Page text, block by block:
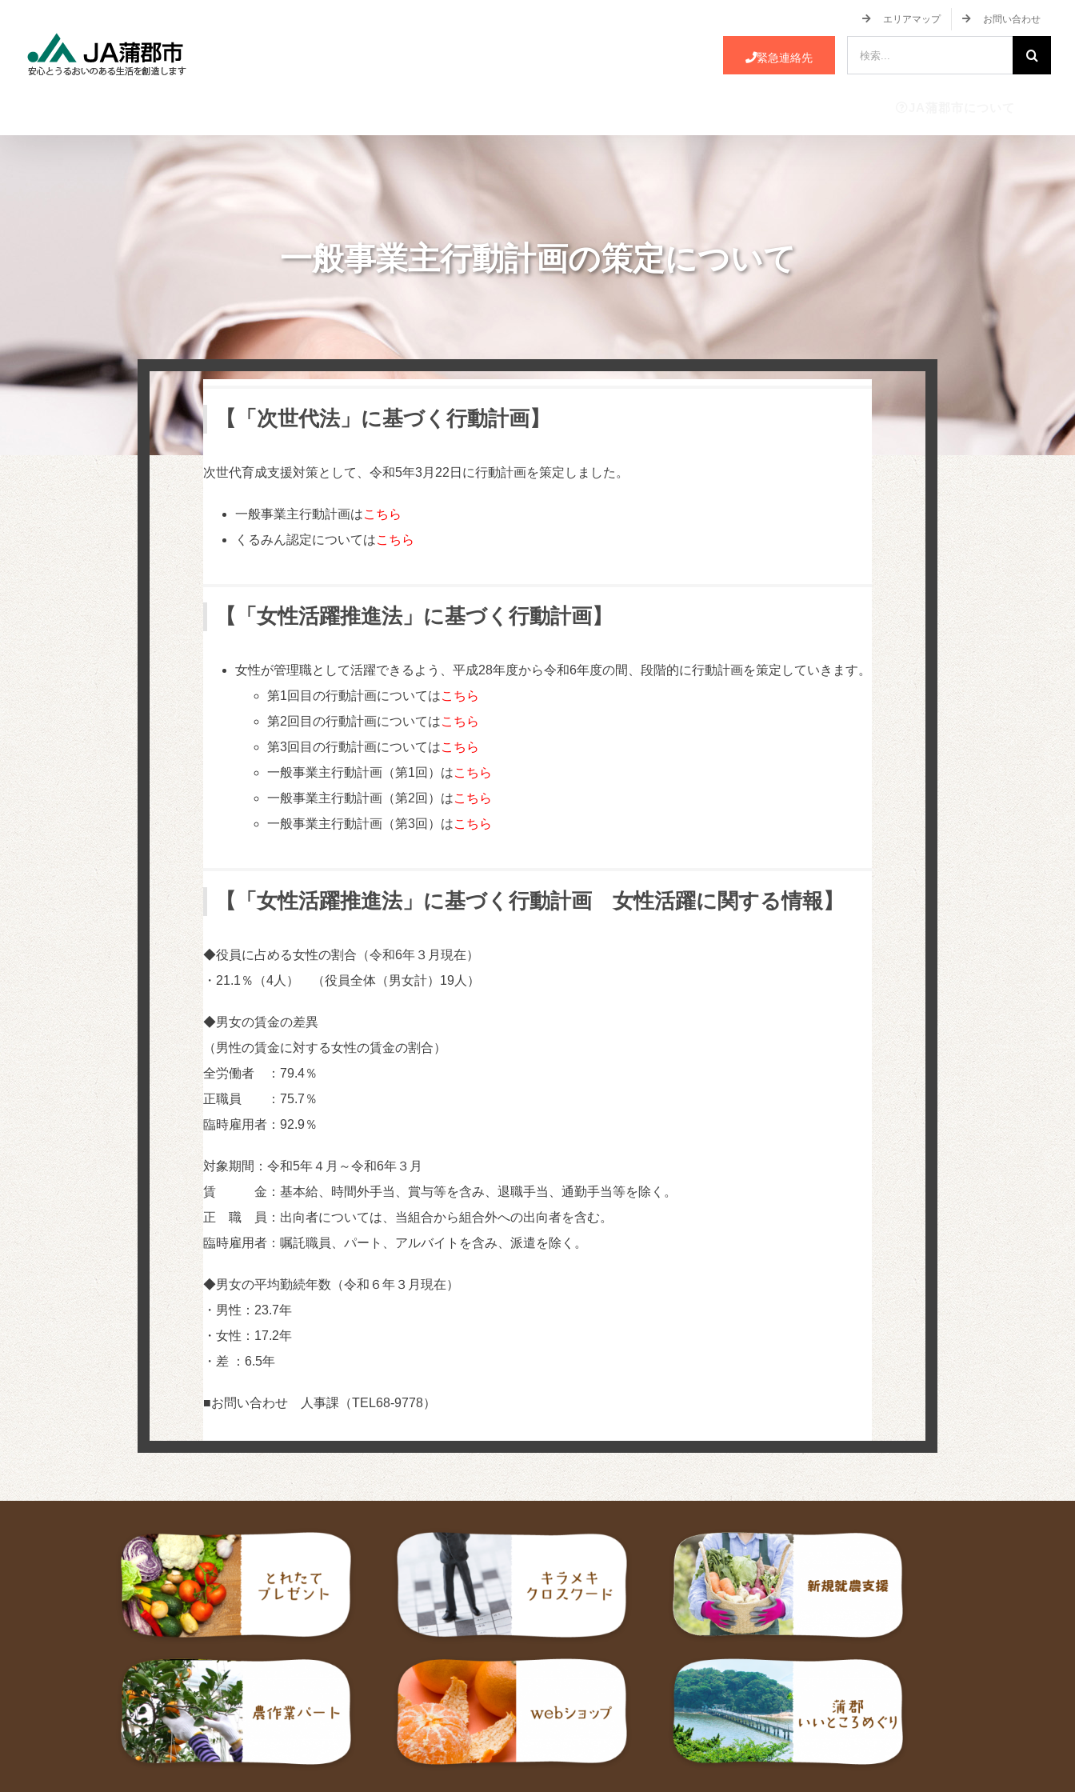
content
エリアマップ お問い合わせ
緊急連絡先
索
一般事業主行動計画の策定について
【「次世代法」に基づく行動計画】
次世代育成支援対策として、令和5年3月22日に行動計画を策定しました。
一般事業主行動計画は こちら
くるみん認定については こちら
【「女性活躍推進法」に基づく行動計画】
女性が管理職として活躍できるよう、平成28年度から令和6年度の間、段階的に行動計画を策定していきます。
第1回目の行動計画については こちら
第2回目の行動計画については こちら
第3回目の行動計画については こちら
一般事業主行動計画（第1回）は こちら
一般事業主行動計画（第2回）は こちら
一般事業主行動計画（第3回）は こちら
【「女性活躍推進法」に基づく行動計画 女性活躍に関する情報】
◆役員に占める女性の割合（令和6年３月現在）
・21.1％（4人） （役員全体（男女計）19人）
◆男女の賃金の差異
（男性の賃金に対する女性の賃金の割合）
全労働者 ：79.4％
正職員 ：75.7％
臨時雇用者：92.9％
対象期間：令和5年４月～令和6年３月
賃 金：基本給、時間外手当、賞与等を含み、退職手当、通勤手当等を除く。
正 職 員：出向者については、当組合から組合外への出向者を含む。
臨時雇用者：嘱託職員、パート、アルバイトを含み、派遣を除く。
◆男女の平均勤続年数（令和６年３月現在）
・男性：23.7年
・女性：17.2年
・差 ：6.5年
■お問い合わせ 人事課（TEL68-9778）